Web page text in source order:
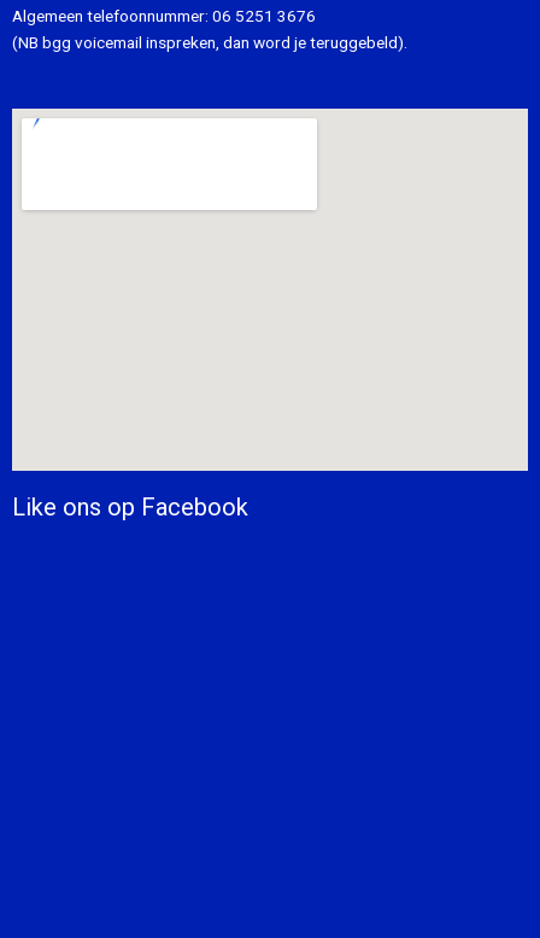
Algemeen telefoonnummer: 06 5251 3676
(NB bgg voicemail inspreken, dan word je teruggebeld).
Like ons op Facebook